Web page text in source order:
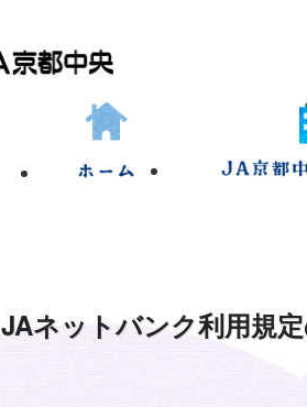
JAネットバンク利用規